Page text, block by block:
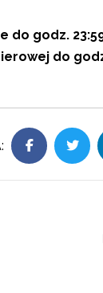
do godz.
do